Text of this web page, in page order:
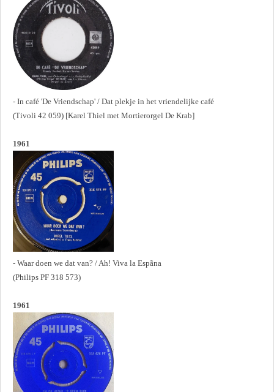
- In café 'De Vriendschap' / Dat plekje in het vriendelijke café
(Tivoli 42 059) [Karel Thiel met Mortierorgel De Krab]
1961
- Waar doen we dat van? / Ah! Viva la Espãna
(Philips PF 318 573)
1961